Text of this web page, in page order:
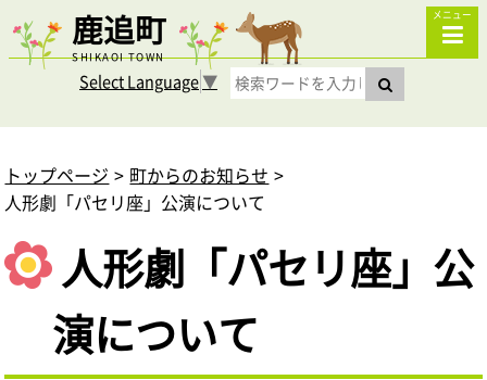
鹿追町
SHIKAOI TOWN
メニュー
Select Language▼
トップページ
町からのお知らせ
人形劇「パセリ座」公演について
人形劇「パセリ座」公
演について